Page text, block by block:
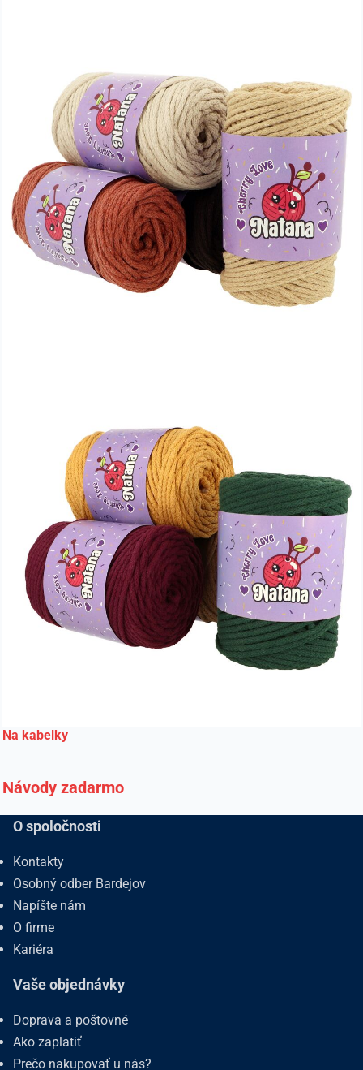
Na kabelky
Návody zadarmo
O spoločnosti
Kontakty
Osobný odber Bardejov
Napíšte nám
O firme
Kariéra
Vaše objednávky
Doprava a poštovné
Ako zaplatiť
Prečo nakupovať u nás?